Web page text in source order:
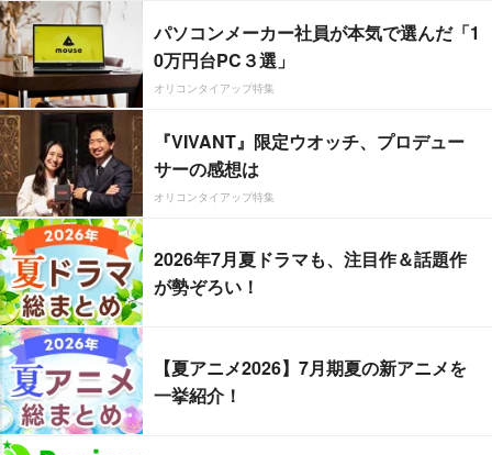
パソコンメーカー社員が本気で選んだ「1
0万円台PC３選」
オリコンタイアップ特集
『VIVANT』限定ウオッチ、プロデュー
サーの感想は
オリコンタイアップ特集
2026年7月夏ドラマも、注目作＆話題作
が勢ぞろい！
【夏アニメ2026】7月期夏の新アニメを
一挙紹介！